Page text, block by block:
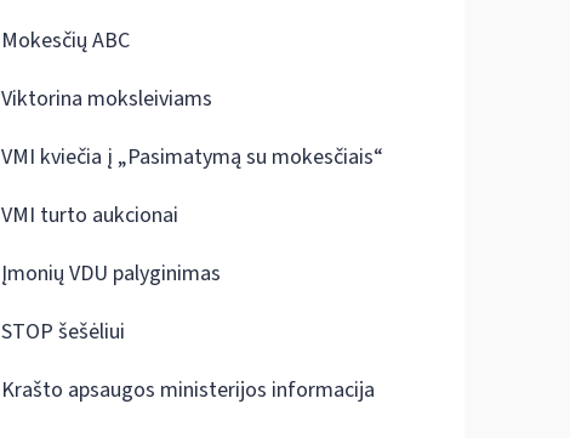
Mokesčių ABC
Viktorina moksleiviams
VMI kviečia į „Pasimatymą su mokesčiais“
VMI turto aukcionai
Įmonių VDU palyginimas
STOP šešėliui
Krašto apsaugos ministerijos informacija